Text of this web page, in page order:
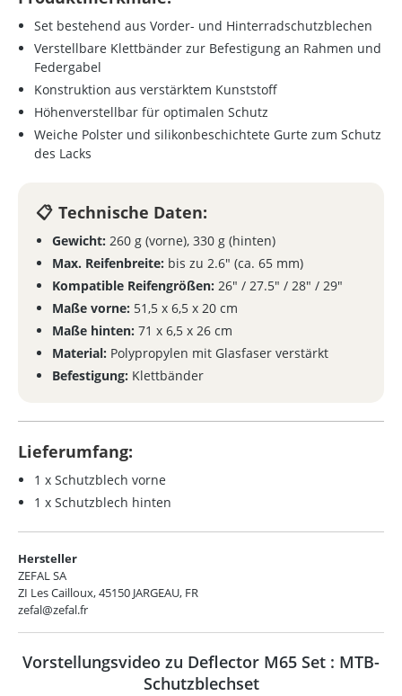
Set bestehend aus Vorder- und Hinterradschutzblechen
Verstellbare Klettbänder zur Befestigung an Rahmen und
Federgabel
Konstruktion aus verstärktem Kunststoff
Höhenverstellbar für optimalen Schutz
Weiche Polster und silikonbeschichtete Gurte zum Schutz
des Lacks
Technische Daten:
Gewicht: 260 g (vorne), 330 g (hinten)
Max. Reifenbreite: bis zu 2.6" (ca. 65 mm)
Kompatible Reifengrößen: 26" / 27.5" / 28" / 29"
Maße vorne: 51,5 x 6,5 x 20 cm
Maße hinten: 71 x 6,5 x 26 cm
Material: Polypropylen mit Glasfaser verstärkt
Befestigung: Klettbänder
Lieferumfang:
1 x Schutzblech vorne
1 x Schutzblech hinten
Hersteller
ZEFAL SA
ZI Les Cailloux, 45150 JARGEAU, FR
zefal@zefal.fr
Vorstellungsvideo zu Deflector M65 Set : MTB-
Schutzblechset